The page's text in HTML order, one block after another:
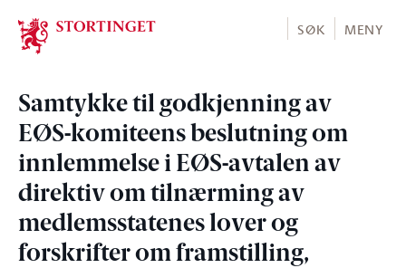
Stortinget.no
SØK MENY
Samtykke til godkjenning av
EØS-komiteens beslutning om
innlemmelse i EØS-avtalen av
direktiv om tilnærming av
medlemsstatenes lover og
forskrifter om framstilling,